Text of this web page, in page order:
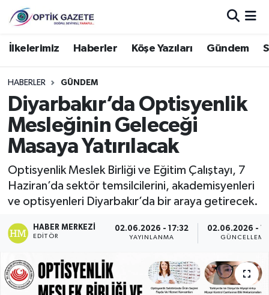
İlkelerimiz Haberler Köşe Yazıları Gündem
HABERLER GÜNDEM
Diyarbakır’da Optisyenlik
Mesleğinin Geleceği
Masaya Yatırılacak
Optisyenlik Meslek Birliği ve Eğitim Çalıştayı, 7
Haziran’da sektör temsilcilerini, akademisyenleri
ve optisyenleri Diyarbakır’da bir araya getirecek.
HABER MERKEZI
EDITÖR
02.06.2026 - 17:32
YAYINLANMA
02.06.2026 -
GÜNCELLEME
Nöbetçi Eczaneler
Hava Durumu
İstanbul Namaz Vakitleri
Trafik Durumu
Süper Lig Puan Durumu ve Fikstür
Tüm Manşetler
Son Dakika Haberleri
Haber Arşivi